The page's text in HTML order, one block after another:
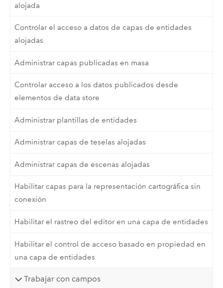
alojada
Controlar el acceso a datos de capas de entidades
alojadas
Administrar capas publicadas en masa
Controlar acceso a los datos publicados desde
elementos de data store
Administrar plantillas de entidades
Administrar capas de teselas alojadas
Administrar capas de escenas alojadas
Habilitar capas para la representación cartográfica sin
conexión
Habilitar el rastreo del editor en una capa de entidades
Habilitar el control de acceso basado en propiedad en
una capa de entidades
Trabajar con campos